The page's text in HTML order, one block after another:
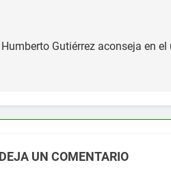
de
Humberto Gutiérrez aconseja en el
DEJA UN COMENTARIO